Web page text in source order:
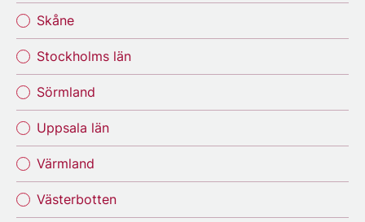
Skåne
Stockholms län
Sörmland
Uppsala län
Värmland
Västerbotten